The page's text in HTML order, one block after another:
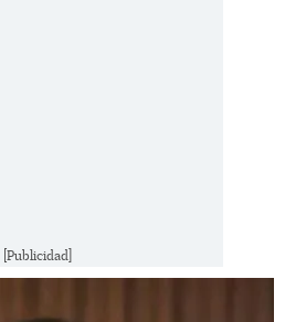
[Publicidad]